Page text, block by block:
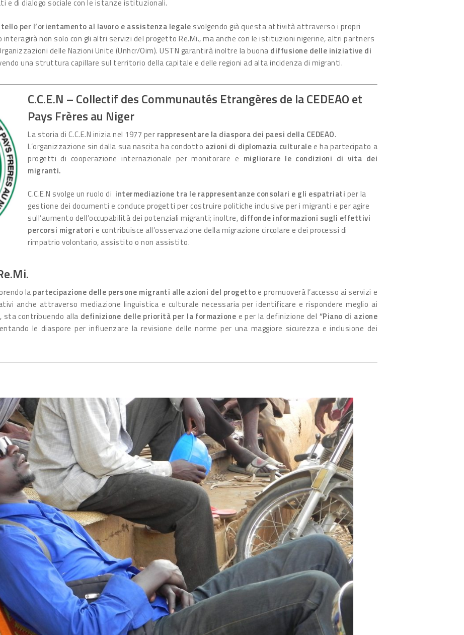
e di dialogo sociale con le istanze istituzionali.
per l’orientamento al lavoro e assistenza legale svolgendo già questa attività attraverso i propri
non solo con gli altri servizi del progetto Re.Mi., ma anche con le istituzioni nigerine, altri partners
delle Nazioni Unite (Unhcr/Oim). USTN garantirà inoltre la buona diffusione delle iniziative di
una struttura capillare sul territorio della capitale e delle regioni ad alta incidenza di migranti.
C.C.E.N – Collectif des Communautés Etrangères de la CEDEAO et
Pays Frères au Niger
La storia di C.C.E.N inizia nel 1977 per rappresentare la diaspora dei paesi della CEDEAO.
L’organizzazione sin dalla sua nascita ha condotto azioni di diplomazia culturale e ha partecipato a
progetti di cooperazione internazionale per monitorare e migliorare le condizioni di vita dei
migranti.
C.C.E.N svolge un ruolo di intermediazione tra le rappresentanze consolari e gli espatriati per la
gestione dei documenti e conduce progetti per costruire politiche inclusive per i migranti e per agire
sull’aumento dell’occupabilità dei potenziali migranti; inoltre, diffonde informazioni sugli effettivi
percorsi migratori e contribuisce all’osservazione della migrazione circolare e dei processi di
rimpatrio volontario, assistito o non assistito.
la partecipazione delle persone migranti alle azioni del progetto e promuoverà l’accesso ai servizi e
anche attraverso mediazione linguistica e culturale necessaria per identificare e rispondere meglio ai
sta contribuendo alla definizione delle priorità per la formazione e per la definizione del “Piano di azione
le diaspore per influenzare la revisione delle norme per una maggiore sicurezza e inclusione dei